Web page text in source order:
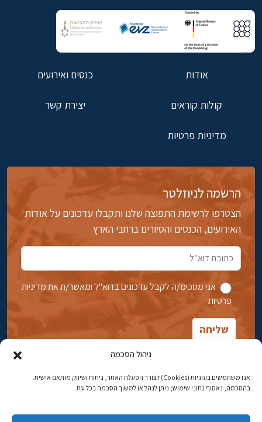
ניהול הסכמה
אנו משתמשים בעוגיות (Cookies) לצורך הפעלת האתר, ניתוח ושיווק מותאם אישית.
בהסכמה, נאסוף נתוני שימוש; ניתן לנהל או למשוך הסכמה בכל עת.
אודות כנסים ואירועים
קולות קוראים יצירת קשר
מדיניות פרטיות
הרשמה לניוזלטר
הצטרפו לרשימת התפוצה שלנו ותקבלו עדכונים על אודות
האירועים, הכנסים והסיורים ברחבי הארץ
אני מסכימ/ה לקבל עדכונים בדוא''ל ומאשר/ת את מדיניות
פרטיות
אבן גבירול 14, רחביה, ירושלים
טלפון:02-5398869